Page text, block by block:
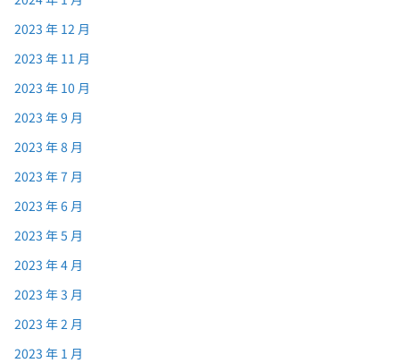
2023 年 12 月
2023 年 11 月
2023 年 10 月
2023 年 9 月
2023 年 8 月
2023 年 7 月
2023 年 6 月
2023 年 5 月
2023 年 4 月
2023 年 3 月
2023 年 2 月
2023 年 1 月